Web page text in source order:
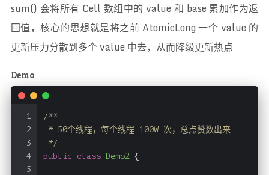
sum() 会将所有 Cell 数组中的 value 和 base 累加作为返
回值，核心的思想就是将之前 AtomicLong 一个 value 的
更新压力分散到多个 value 中去，从而降级更新热点
Demo
1
2
3
4
5
/**
* 50个线程，每个线程 100W 次，总点赞数出来
*/
public
class Demo2 {